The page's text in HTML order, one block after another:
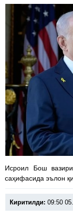
Исроил Бош
саҳифасида эълон
Киритилди: 09:50